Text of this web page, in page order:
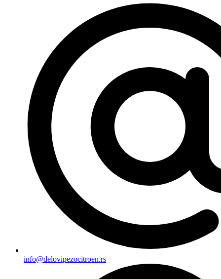
info@delovipezocitroen.rs